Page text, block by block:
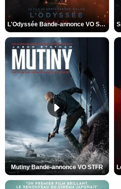
L'Odyssée Bande-annonce VO STFR
Mutiny Bande-annonce VO STFR